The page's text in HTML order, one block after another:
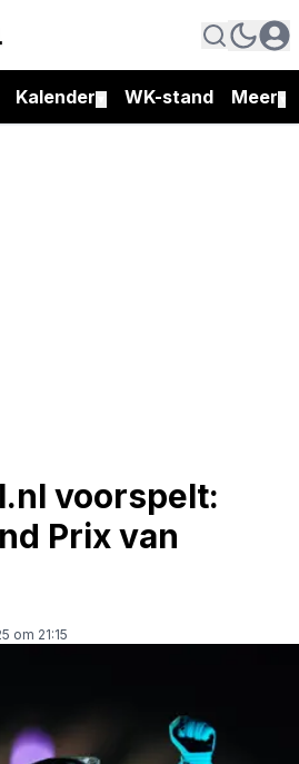
Kalender WK-stand Meer
voorspelt:
Prix van
om 21:15